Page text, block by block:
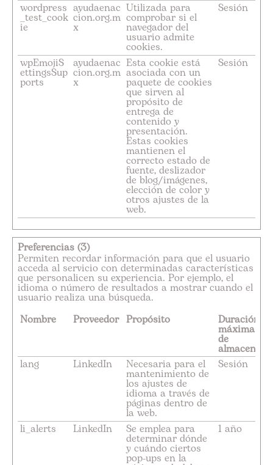
wordpress
_test_cook
ie
ayudaenac
cion.org.m
x
Utilizada para
comprobar si el
navegador del
usuario admite
cookies.
Sesión
wpEmojiS
ettingsSup
ports
ayudaenac
cion.org.m
x
Esta cookie está
asociada con un
paquete de cookies
que sirven al
propósito de
entrega de
contenido y
presentación.
Estas cookies
mantienen el
correcto estado de
fuente, deslizador
de blog/imágenes,
elección de color y
otros ajustes de la
web.
Sesión
Preferencias (3)
Permiten recordar información para que el usuario
acceda al servicio con determinadas características
que personalicen su experiencia. Por ejemplo, el
idioma o número de resultados a mostrar cuando el
usuario realiza una búsqueda.
Nombre
Proveedor Propósito Duración
máxima
de
lang
LinkedIn Necesaria para el
mantenimiento de
los ajustes de
idioma a través de
páginas dentro de
la web.
Sesión
li_alerts LinkedIn Se emplea para
determinar dónde
y cuándo ciertos
pop-ups en la
1 año